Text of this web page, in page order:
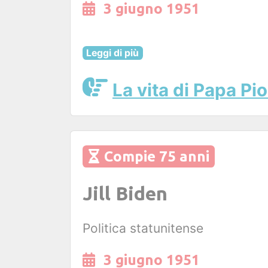
3 giugno 1951
Leggi di più
La vita di Papa
Compie 75 anni
Jill Biden
Politica statunitense
3 giugno 1951